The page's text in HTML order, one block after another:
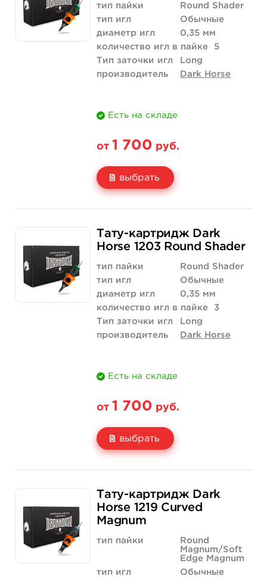
Количество купить
тип пайки
Round Shader
тип игл
Обычные
диаметр игл
0,35 мм
количество игл в пайке
5
Тип заточки игл
Long
производитель
Dark Horse
Есть на складе
от 1 700 руб.
выбрать
Количество
1 700 руб.
купить
Тату-картридж Dark
Horse 1203 Round Shader
тип пайки
Round Shader
тип игл
Обычные
диаметр игл
0,35 мм
количество игл в пайке
3
Тип заточки игл
Long
производитель
Dark Horse
Есть на складе
от 1 700 руб.
выбрать
Количество
1 700 руб.
купить
Тату-картридж Dark
Horse 1219 Curved
Magnum
тип пайки
Round
Magnum/Soft
Edge Magnum
тип игл
Обычные